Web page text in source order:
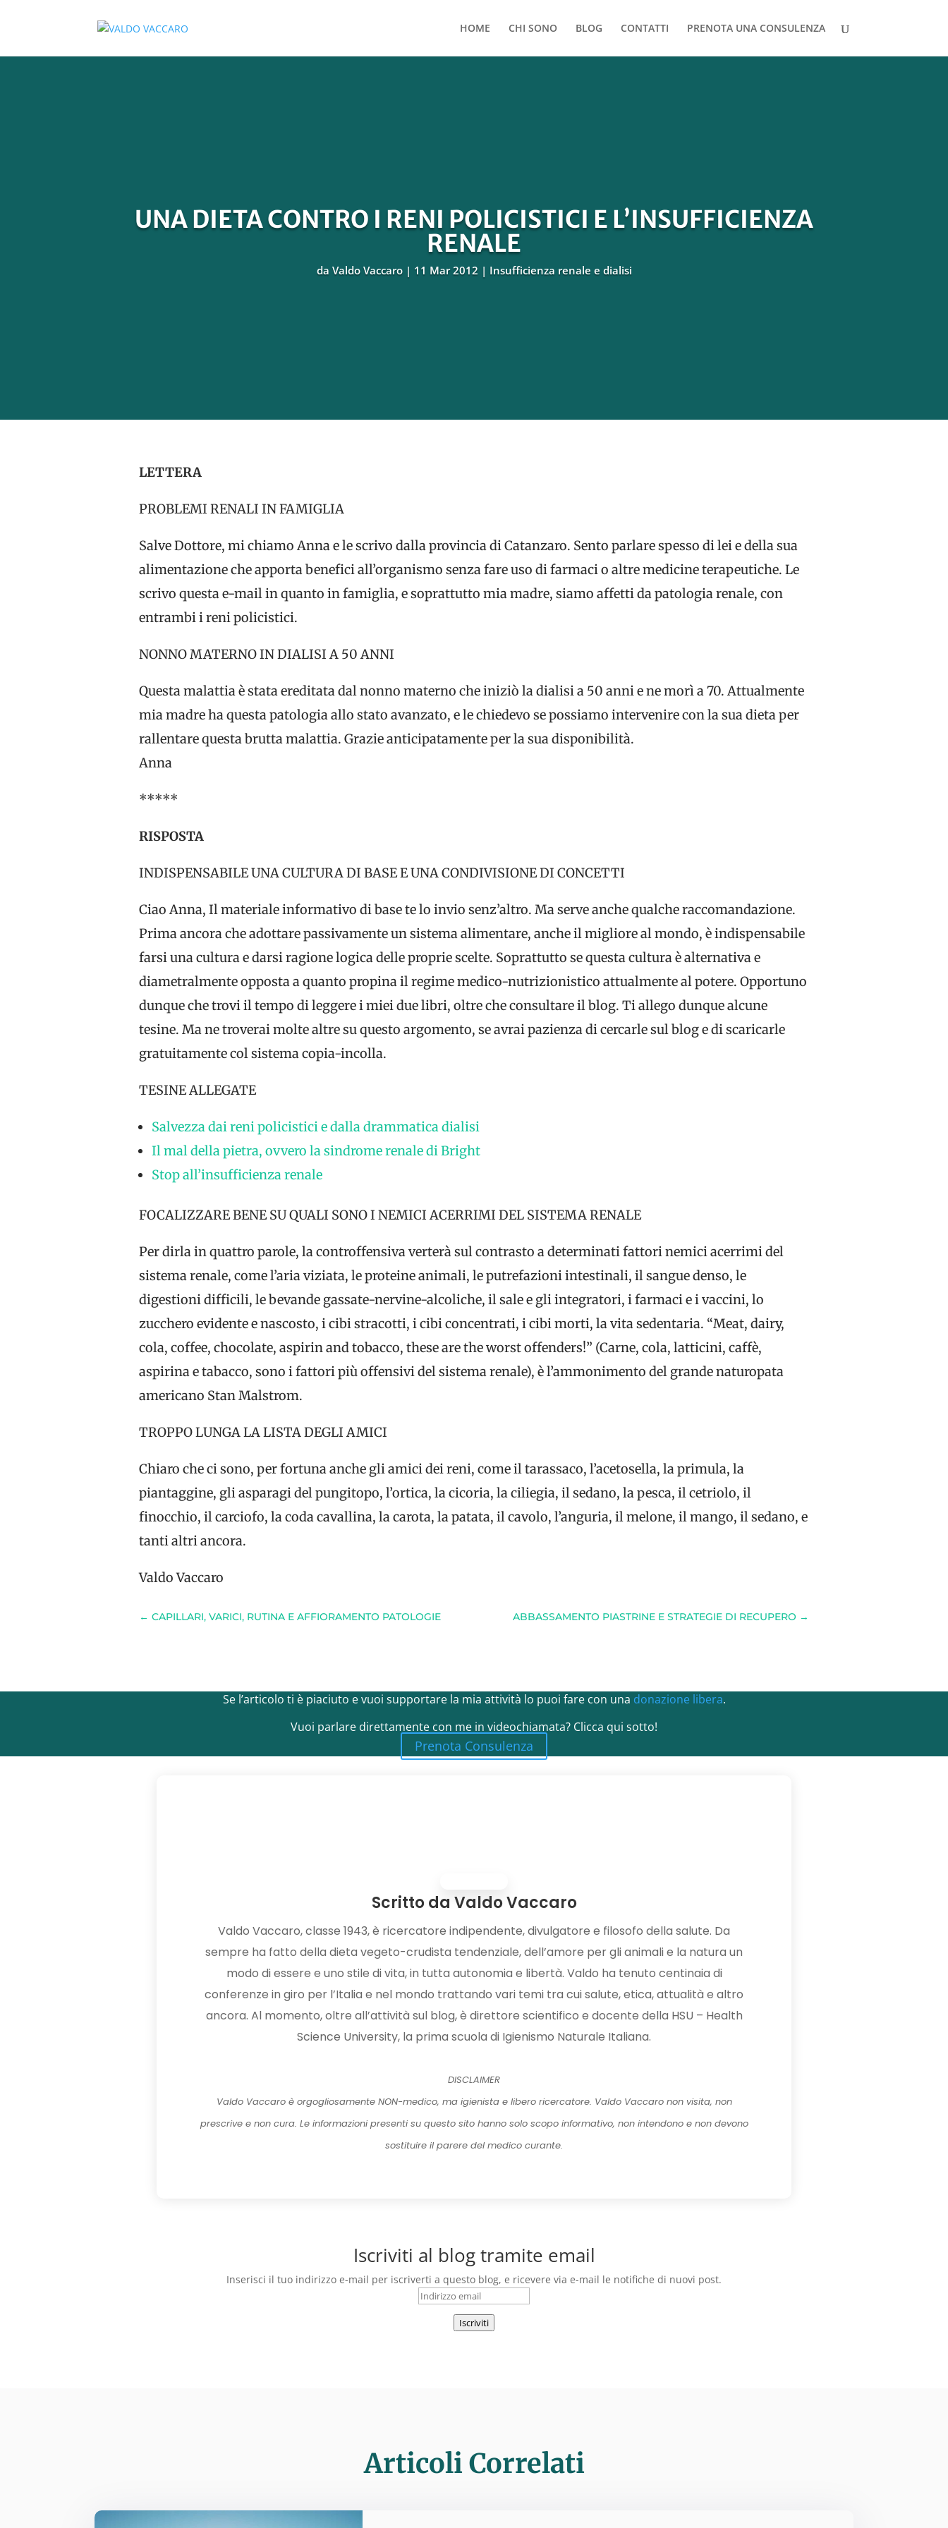
HOME CHI SONO BLOG CONTATTI PRENOTA UNA CONSULENZA
UNA DIETA CONTRO I RENI POLICISTICI E L’INSUFFICIENZA
RENALE
da Valdo Vaccaro 11 Mar 2012 Insufficienza renale e dialisi
LETTERA
PROBLEMI RENALI IN FAMIGLIA
Salve Dottore, mi chiamo Anna e le scrivo dalla provincia di Catanzaro. Sento parlare spesso di lei e della sua
alimentazione che apporta benefici all’organismo senza fare uso di farmaci o altre medicine terapeutiche. Le
scrivo questa e-mail in quanto in famiglia, e soprattutto mia madre, siamo affetti da patologia renale, con
entrambi i reni policistici.
NONNO MATERNO IN DIALISI A 50 ANNI
Questa malattia è stata ereditata dal nonno materno che iniziò la dialisi a 50 anni e ne morì a 70. Attualmente
mia madre ha questa patologia allo stato avanzato, e le chiedevo se possiamo intervenire con la sua dieta per
rallentare questa brutta malattia. Grazie anticipatamente per la sua disponibilità.
Anna
*****
RISPOSTA
INDISPENSABILE UNA CULTURA DI BASE E UNA CONDIVISIONE DI CONCETTI
Ciao Anna, Il materiale informativo di base te lo invio senz’altro. Ma serve anche qualche raccomandazione.
Prima ancora che adottare passivamente un sistema alimentare, anche il migliore al mondo, è indispensabile
farsi una cultura e darsi ragione logica delle proprie scelte. Soprattutto se questa cultura è alternativa e
diametralmente opposta a quanto propina il regime medico-nutrizionistico attualmente al potere. Opportuno
dunque che trovi il tempo di leggere i miei due libri, oltre che consultare il blog. Ti allego dunque alcune
tesine. Ma ne troverai molte altre su questo argomento, se avrai pazienza di cercarle sul blog e di scaricarle
gratuitamente col sistema copia-incolla.
TESINE ALLEGATE
Salvezza dai reni policistici e dalla drammatica dialisi
Il mal della pietra, ovvero la sindrome renale di Bright
Stop all’insufficienza renale
FOCALIZZARE BENE SU QUALI SONO I NEMICI ACERRIMI DEL SISTEMA RENALE
Per dirla in quattro parole, la controffensiva verterà sul contrasto a determinati fattori nemici acerrimi del
sistema renale, come l’aria viziata, le proteine animali, le putrefazioni intestinali, il sangue denso, le
digestioni difficili, le bevande gassate-nervine-alcoliche, il sale e gli integratori, i farmaci e i vaccini, lo
zucchero evidente e nascosto, i cibi stracotti, i cibi concentrati, i cibi morti, la vita sedentaria. “Meat, dairy,
cola, coffee, chocolate, aspirin and tobacco, these are the worst offenders!” (Carne, cola, latticini, caffè,
aspirina e tabacco, sono i fattori più offensivi del sistema renale), è l’ammonimento del grande naturopata
americano Stan Malstrom.
TROPPO LUNGA LA LISTA DEGLI AMICI
Chiaro che ci sono, per fortuna anche gli amici dei reni, come il tarassaco, l’acetosella, la primula, la
piantaggine, gli asparagi del pungitopo, l’ortica, la cicoria, la ciliegia, il sedano, la pesca, il cetriolo, il
finocchio, il carciofo, la coda cavallina, la carota, la patata, il cavolo, l’anguria, il melone, il mango, il sedano, e
tanti altri ancora.
Valdo Vaccaro
← CAPILLARI, VARICI, RUTINA E AFFIORAMENTO PATOLOGIE ABBASSAMENTO PIASTRINE E STRATEGIE DI RECUPERO →
Se l’articolo ti è piaciuto e vuoi supportare la mia attività lo puoi fare con una donazione libera.
Vuoi parlare direttamente con me in videochiamata? Clicca qui sotto!
Prenota Consulenza
Scritto da Valdo Vaccaro
Valdo Vaccaro, classe 1943, è ricercatore indipendente, divulgatore e filosofo della salute. Da
sempre ha fatto della dieta vegeto-crudista tendenziale, dell’amore per gli animali e la natura un
modo di essere e uno stile di vita, in tutta autonomia e libertà. Valdo ha tenuto centinaia di
conferenze in giro per l’Italia e nel mondo trattando vari temi tra cui salute, etica, attualità e altro
ancora. Al momento, oltre all’attività sul blog, è direttore scientifico e docente della HSU – Health
Science University, la prima scuola di Igienismo Naturale Italiana.
DISCLAIMER
Valdo Vaccaro è orgogliosamente NON-medico, ma igienista e libero ricercatore. Valdo Vaccaro non visita, non
prescrive e non cura. Le informazioni presenti su questo sito hanno solo scopo informativo, non intendono e non devono
sostituire il parere del medico curante.
Iscriviti al blog tramite email
Inserisci il tuo indirizzo e-mail per iscriverti a questo blog, e ricevere via e-mail le notifiche di nuovi post.
Indirizzo
Iscriviti
Articoli Correlati